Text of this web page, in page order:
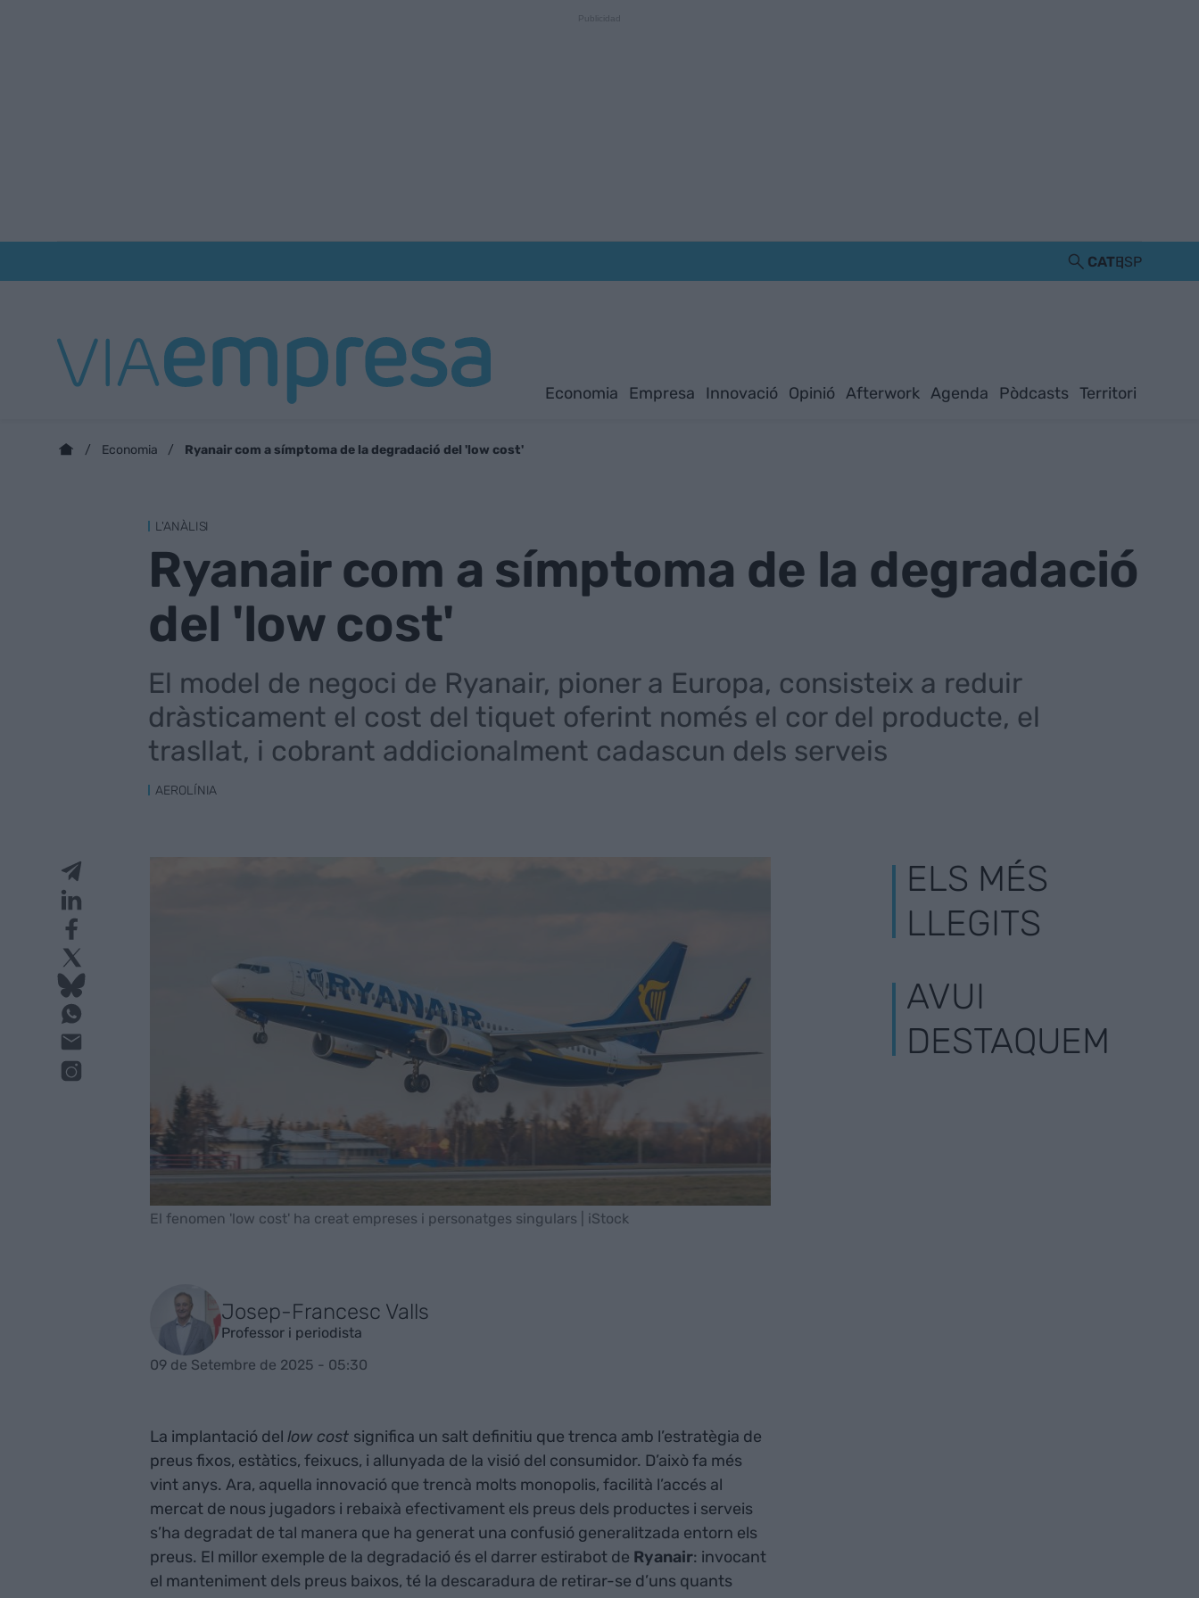
CATESP
Economia Empresa Innovació Opinió Afterwork Agenda Pòdcasts Territori
Economia Ryanair com a símptoma de la degradació del 'low cost'
L'ANÀLISI
Ryanair com a símptoma de la degradació
del 'low cost'
El model de negoci de Ryanair, pioner a Europa, consisteix a reduir
dràsticament el cost del tiquet oferint només el cor del producte, el
trasllat, i cobrant addicionalment cadascun dels serveis
AEROLÍNIA
El fenomen 'low cost' ha creat empreses i personatges singulars | iStock
Josep-Francesc Valls
Professor i periodista
09 de Setembre de 2025 - 05:30
La implantació del low cost significa un salt definitiu que trenca amb l’estratègia de
preus fixos, estàtics, feixucs, i allunyada de la visió del consumidor. D’això fa més
vint anys. Ara, aquella innovació que trencà molts monopolis, facilità l’accés al
mercat de nous jugadors i rebaixà efectivament els preus dels productes i serveis
s’ha degradat de tal manera que ha generat una confusió generalitzada entorn els
preus. El millor exemple de la degradació és el darrer estirabot de Ryanair: invocant
el manteniment dels preus baixos, té la descaradura de retirar-se d’uns quants
ELS MÉS
LLEGITS
AVUI
DESTAQUEM